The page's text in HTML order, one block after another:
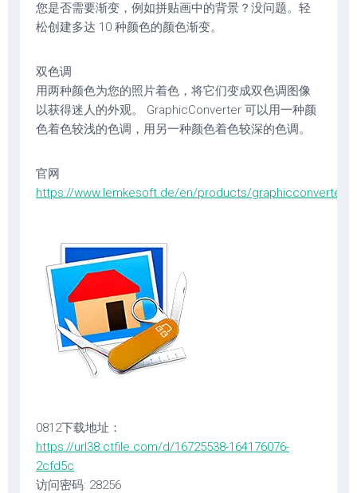
您是否需要渐变，例如拼贴画中的背景？没问题。轻
松创建多达 10 种颜色的颜色渐变。
双色调
用两种颜色为您的照片着色，将它们变成双色调图像
以获得迷人的外观。 GraphicConverter 可以用一种颜
色着色较浅的色调，用另一种颜色着色较深的色调。
官网
https://www.lemkesoft.de/en/products/graphicconverter
0812下载地址：
https://url38.ctfile.com/d/16725538-164176076-
2cfd5c
访问密码: 28256